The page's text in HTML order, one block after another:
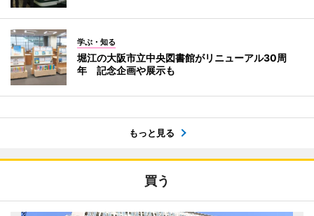
学ぶ・知る
堀江の大阪市立中央図書館がリニューアル30周
年 記念企画や展示も
もっと見る
買う